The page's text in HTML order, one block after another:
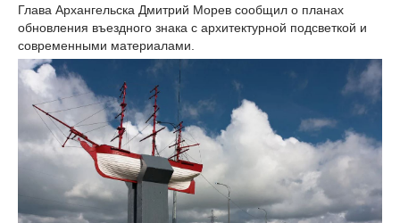
Глава Архангельска Дмитрий Морев сообщил о планах
обновления въездного знака с архитектурной подсветкой и
современными материалами.